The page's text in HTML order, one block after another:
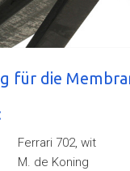
für die
Ferrari 702, wit
M. de Koning